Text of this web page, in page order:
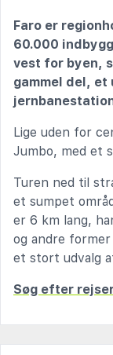
Faro er
60.000
vest for byen,
gammel del, et
Lige uden for
Jumbo, med et
Turen ned til
et sumpet
er 6 km lang,
og andre
et stort udvalg
Søg efter